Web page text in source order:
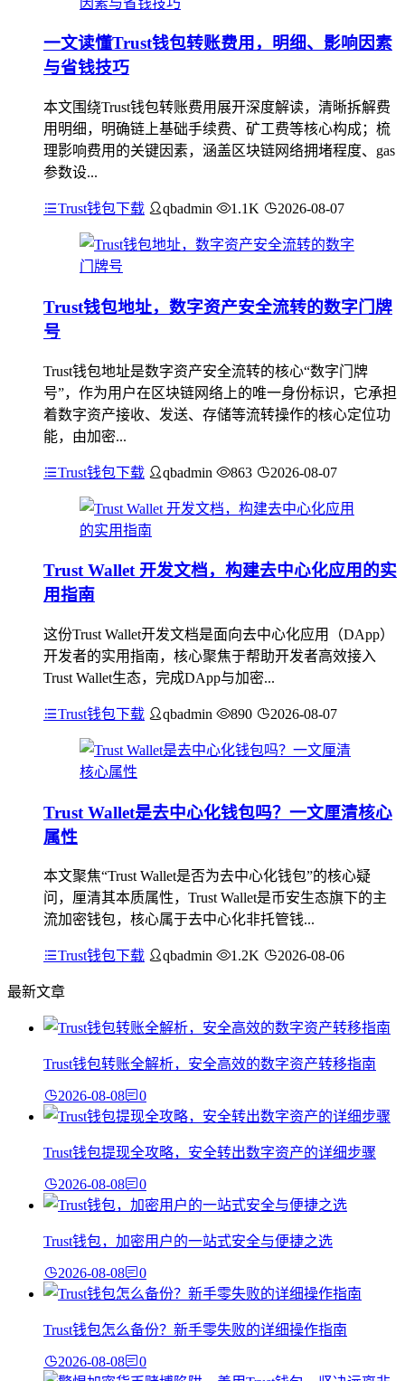
一文读懂Trust钱包转账费用，明细、影响因素
与省钱技巧
本文围绕Trust钱包转账费用展开深度解读，清晰拆解费
用明细，明确链上基础手续费、矿工费等核心构成；梳
理影响费用的关键因素，涵盖区块链网络拥堵程度、gas
参数设...
Trust钱包下载 qbadmin 1.1K 2026-08-07
Trust钱包地址，数字资产安全流转的数字门牌
号
Trust钱包地址是数字资产安全流转的核心“数字门牌
号”，作为用户在区块链网络上的唯一身份标识，它承担
着数字资产接收、发送、存储等流转操作的核心定位功
能，由加密...
Trust钱包下载 qbadmin 863 2026-08-07
Trust Wallet 开发文档，构建去中心化应用的实
用指南
这份Trust Wallet开发文档是面向去中心化应用（DApp）
开发者的实用指南，核心聚焦于帮助开发者高效接入
Trust Wallet生态，完成DApp与加密...
Trust钱包下载 qbadmin 890 2026-08-07
Trust Wallet是去中心化钱包吗？一文厘清核心
属性
本文聚焦“Trust Wallet是否为去中心化钱包”的核心疑
问，厘清其本质属性，Trust Wallet是币安生态旗下的主
流加密钱包，核心属于去中心化非托管钱...
Trust钱包下载 qbadmin 1.2K 2026-08-06
最新文章
Trust钱包转账全解析，安全高效的数字资产转移指南
2026-08-08 0
Trust钱包提现全攻略，安全转出数字资产的详细步骤
2026-08-08 0
Trust钱包，加密用户的一站式安全与便捷之选
2026-08-08 0
Trust钱包怎么备份？新手零失败的详细操作指南
2026-08-08 0